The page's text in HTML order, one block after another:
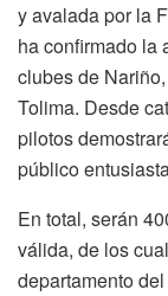
y avalada por la
ha confirmado la
clubes de
Tolima. Desde
pilotos
público
En total, serán
válida, de los
departamento